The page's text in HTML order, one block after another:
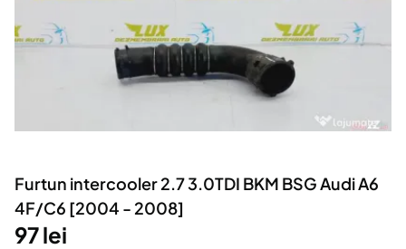
Servicii
Animale de companie
Afaceri și echipamente profesionale
Piese auto si accesorii
Furtun intercooler 2.7 3.0TDI BKM BSG Audi A6
4F/C6 [2004 - 2008]
97 lei